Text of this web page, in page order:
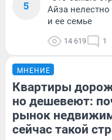
5
Айза
и ее семье
14 619 1
МНЕНИЕ
Квартиры
но дешевеют:
рынок
сейчас такой